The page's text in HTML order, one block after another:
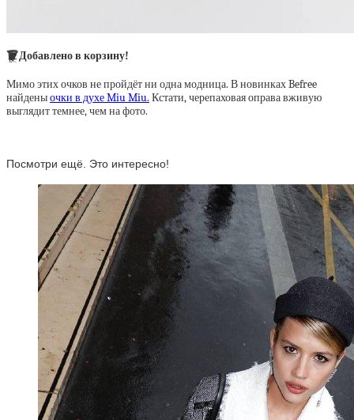
🗑Добавлено в корзину!
Мимо этих очков не пройдёт ни одна модница. В новинках Befree
найденыочки в духе Miu Miu. Кстати, черепаховая оправа вживую
выглядит темнее, чем на фото.
Посмотри ещё. Это интересно!